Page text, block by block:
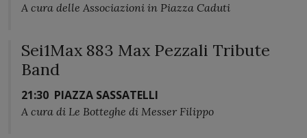
A cura delle Associazioni in Piazza Caduti
Sei1Max 883 Max Pezzali Tribute
Band
21:30 PIAZZA SASSATELLI
A cura di Le Botteghe di Messer Filippo